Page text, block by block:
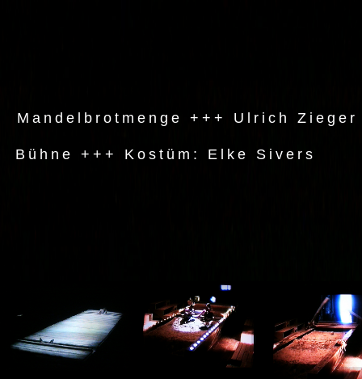
Mandelbrotmenge +++ Ulrich
Bühne +++ Kostüm: Elke Sivers